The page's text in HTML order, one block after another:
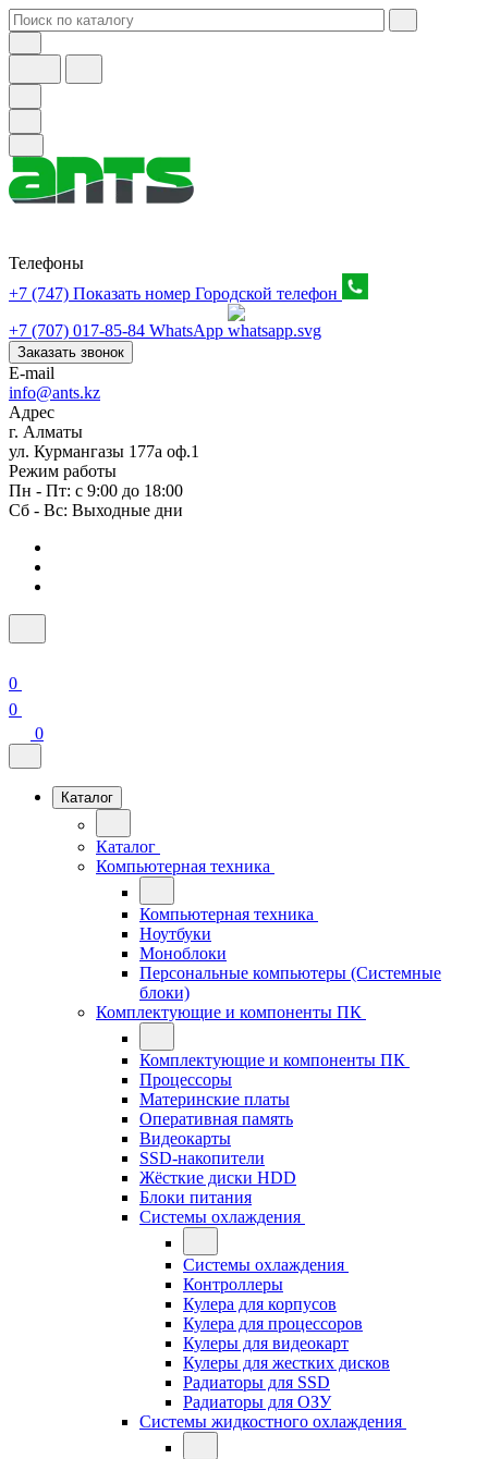
Телефоны
+7 (747) Показать номер Городской телефон
+7 (707) 017-85-84 WhatsApp
Заказать звонок
E-mail
info@ants.kz
Адрес
г. Алматы
ул. Курмангазы 177а оф.1
Режим работы
Пн - Пт: с 9:00 до 18:00
Сб - Вс: Выходные дни
0
0
0
Каталог
Каталог
Компьютерная техника
Компьютерная техника
Ноутбуки
Моноблоки
Персональные компьютеры (Системные
блоки)
Комплектующие и компоненты ПК
Комплектующие и компоненты ПК
Процессоры
Материнские платы
Оперативная память
Видеокарты
SSD-накопители
Жёсткие диски HDD
Блоки питания
Системы охлаждения
Системы охлаждения
Контроллеры
Кулера для корпусов
Кулера для процессоров
Кулеры для видеокарт
Кулеры для жестких дисков
Радиаторы для SSD
Радиаторы для ОЗУ
Системы жидкостного охлаждения